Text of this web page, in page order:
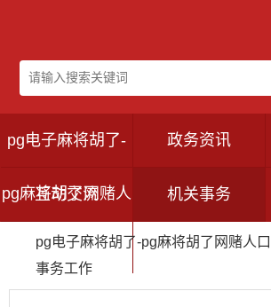
pg电子麻将胡了-
pg麻将胡了网赌人
口
政务资讯
互动交流 机关事务
pg电子麻将胡了-pg麻将胡了网赌人口
事务工作